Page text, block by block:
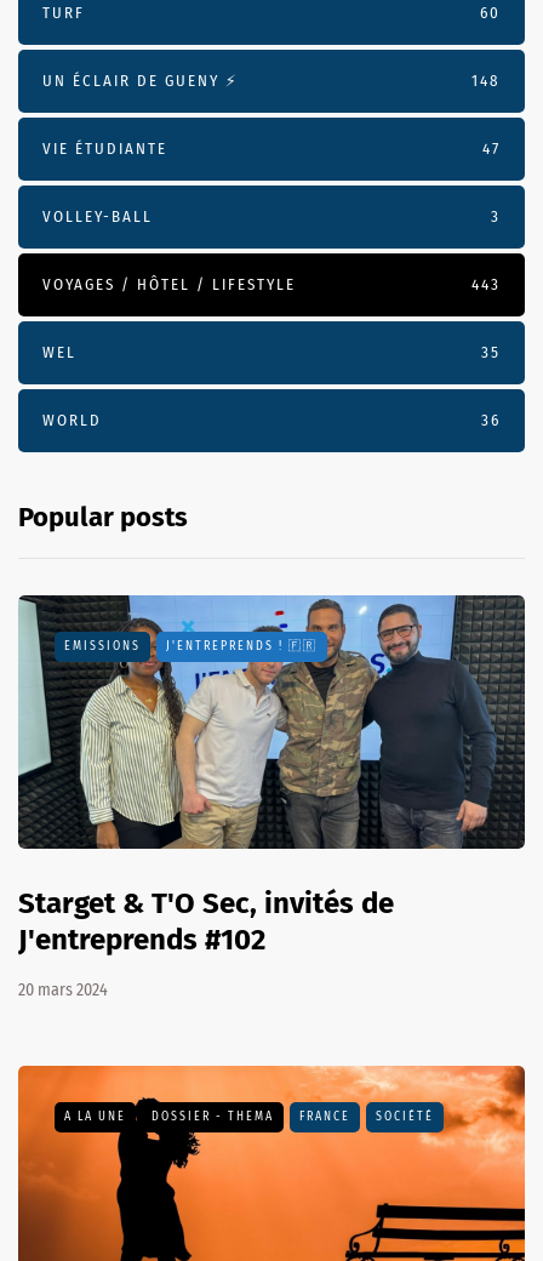
TURF 60
UN ÉCLAIR DE GUENY ⚡️ 148
VIE ÉTUDIANTE 47
VOLLEY-BALL 3
VOYAGES / HÔTEL / LIFESTYLE 443
WEL 35
WORLD 36
Popular posts
EMISSIONS J'ENTREPRENDS ! 🇫🇷
Starget & T'O Sec, invités de
J'entreprends #102
20 mars 2024
A LA UNE DOSSIER - THEMA FRANCE SOCIÉTÉ